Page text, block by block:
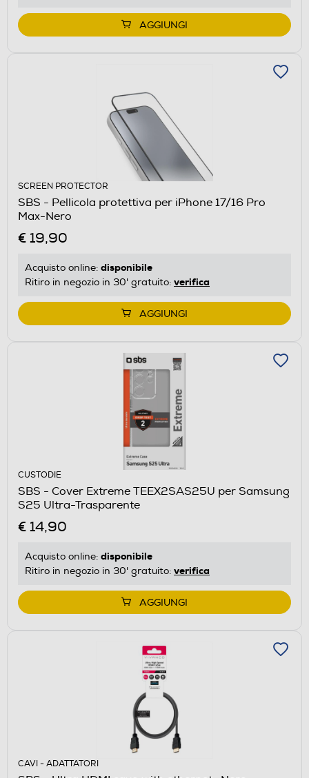
AGGIUNGI
SCREEN PROTECTOR
SBS - Pellicola protettiva per iPhone 17/16 Pro
Max-Nero
€ 19,90
Acquisto online: disponibile
Ritiro in negozio in 30' gratuito: verifica
AGGIUNGI
CUSTODIE
SBS - Cover Extreme TEEX2SAS25U per Samsung
S25 Ultra-Trasparente
€ 14,90
Acquisto online: disponibile
Ritiro in negozio in 30' gratuito: verifica
AGGIUNGI
CAVI - ADATTATORI